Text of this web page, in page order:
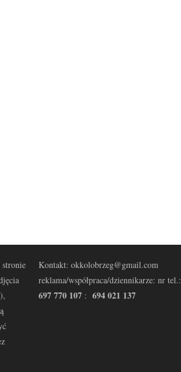
stronie
Kontakt: okkolobrzeg@gmail.com
reklama/współpraca/dziennikarze: nr tel.:
697 770 107 : 694 021 137